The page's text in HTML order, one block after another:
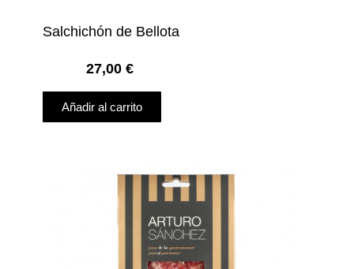
Salchichón de Bellota
27,00 €
Añadir al carrito